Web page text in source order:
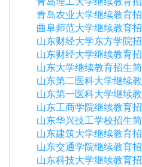
青岛农业大学继续教育
曲阜师范大学继续教育
山东财经大学东方学院
山东财经大学继续教育
山东大学继续教育招生
山东第二医科大学继续
山东第一医科大学继续
山东工商学院继续教育
山东华兴技工学校招生
山东建筑大学继续教育
山东交通学院继续教育
山东科技大学继续教育